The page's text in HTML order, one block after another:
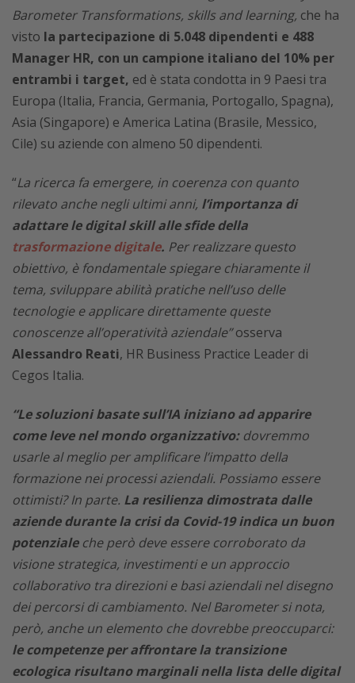
Barometer Transformations, skills and learning, che ha
visto la partecipazione di 5.048 dipendenti e 488
Manager HR, con un campione italiano del 10% per
entrambi i target, ed è stata condotta in 9 Paesi tra
Europa (Italia, Francia, Germania, Portogallo, Spagna),
Asia (Singapore) e America Latina (Brasile, Messico,
Cile) su aziende con almeno 50 dipendenti.
“La ricerca fa emergere, in coerenza con quanto
rilevato anche negli ultimi anni, l’importanza di
adattare le digital skill alle sfide della
trasformazione digitale. Per realizzare questo
obiettivo, è fondamentale spiegare chiaramente il
tema, sviluppare abilità pratiche nell’uso delle
tecnologie e applicare direttamente queste
conoscenze all’operatività aziendale”osserva
Alessandro Reati, HR Business Practice Leader di
Cegos Italia.
“Le soluzioni basate sull’IA iniziano ad apparire
come leve nel mondo organizzativo:dovremmo
usarle al meglio per amplificare l’impatto della
formazione nei processi aziendali. Possiamo essere
ottimisti? In parte. La resilienza dimostrata dalle
aziende durante la crisi da Covid-19 indica un buon
potenzialeche però deve essere corroborato da
visione strategica, investimenti e un approccio
collaborativo tra direzioni e basi aziendali nel disegno
dei percorsi di cambiamento. Nel Barometer si nota,
però, anche un elemento che dovrebbe preoccuparci:
le competenze per affrontare la transizione
ecologica risultano marginali nella lista delle digital